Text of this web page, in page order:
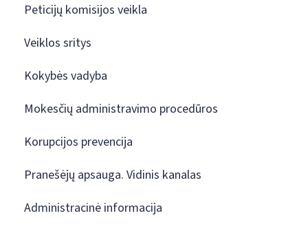
Peticijų komisijos veikla
Veiklos sritys
Kokybės vadyba
Mokesčių administravimo procedūros
Korupcijos prevencija
Pranešėjų apsauga. Vidinis kanalas
Administracinė informacija